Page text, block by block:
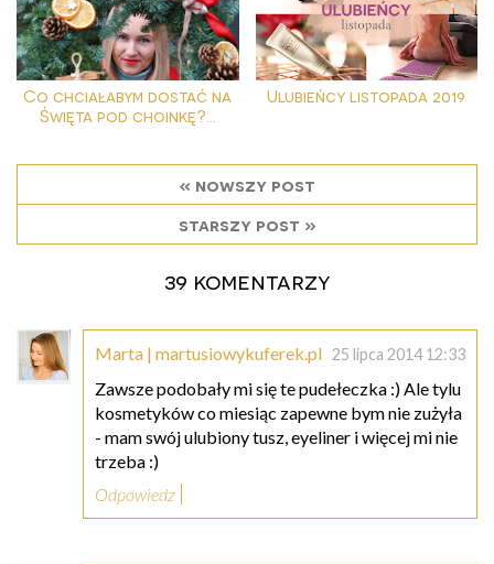
Co chciałabym dostać na
Święta pod choinkę?...
Ulubieńcy listopada 2019
« nowszy post
starszy post »
39 komentarzy
Marta | martusiowykuferek.pl 25 lipca 2014 12:33
Zawsze podobały mi się te pudełeczka :) Ale tylu
kosmetyków co miesiąc zapewne bym nie zużyła
- mam swój ulubiony tusz, eyeliner i więcej mi nie
trzeba :)
Odpowiedz